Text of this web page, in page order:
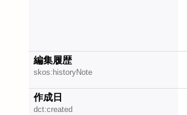
編集履歴
skos:historyNote
作成日
dct:created